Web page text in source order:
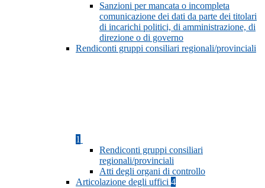
Sanzioni per mancata o incompleta
comunicazione dei dati da parte dei titolari
di incarichi politici, di amministrazione, di
direzione o di governo
Rendiconti gruppi consiliari regionali/provinciali
1
Rendiconti gruppi consiliari
regionali/provinciali
Atti degli organi di controllo
Articolazione degli uffici 4